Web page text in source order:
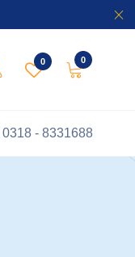
0 0
0318 - 8331688